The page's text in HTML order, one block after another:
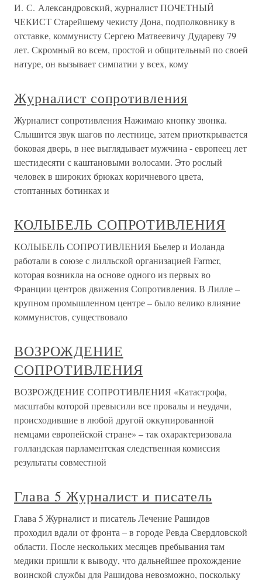
И. С. Александровский, журналист ПОЧЕТНЫЙ
ЧЕКИСТ Старейшему чекисту Дона, подполковнику в
отставке, коммунисту Сергею Матвеевичу Дудареву 79
лет. Скромный во всем, простой и общительный по своей
натуре, он вызывает симпатии у всех, кому
Журналист сопротивления
Журналист сопротивления Нажимаю кнопку звонка.
Слышится звук шагов по лестнице, затем приоткрывается
боковая дверь, в нее выглядывает мужчина - европеец лет
шестидесяти с каштановыми волосами. Это рослый
человек в широких брюках коричневого цвета,
стоптанных ботинках и
КОЛЫБЕЛЬ СОПРОТИВЛЕНИЯ
КОЛЫБЕЛЬ СОПРОТИВЛЕНИЯ Бьелер и Иоланда
работали в союзе с лилльской организацией Farmer,
которая возникла на основе одного из первых во
Франции центров движения Сопротивления. В Лилле –
крупном промышленном центре – было велико влияние
коммунистов, существовало
ВОЗРОЖДЕНИЕ
СОПРОТИВЛЕНИЯ
ВОЗРОЖДЕНИЕ СОПРОТИВЛЕНИЯ «Катастрофа,
масштабы которой превысили все провалы и неудачи,
происходившие в любой другой оккупированной
немцами европейской стране» – так охарактеризовала
голландская парламентская следственная комиссия
результаты совместной
Глава 5 Журналист и писатель
Глава 5 Журналист и писатель Лечение Рашидов
проходил вдали от фронта – в городе Ревда Свердловской
области. После нескольких месяцев пребывания там
медики пришли к выводу, что дальнейшее прохождение
воинской службы для Рашидова невозможно, поскольку